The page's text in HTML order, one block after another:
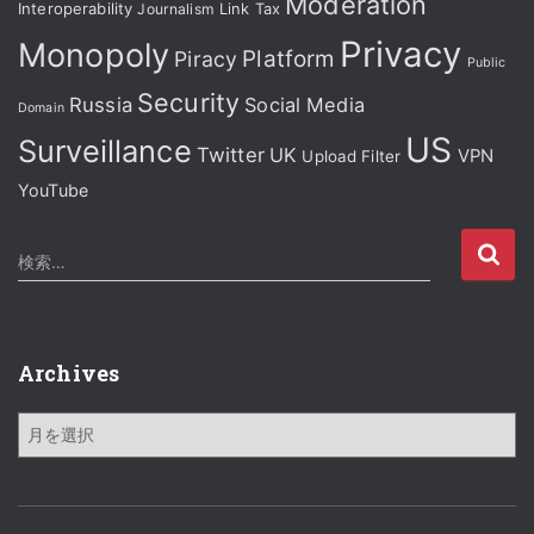
Interoperability Journalism Link Tax
Monopoly Piracy Platform Privacy Public
Domain Russia Security Social Media
Surveillance Twitter UK Upload Filter US VPN
YouTube
検
索
検索…
Archives
h